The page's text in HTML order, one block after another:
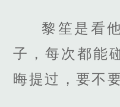
黎笙是看
子，每次都能
晦提过，要不